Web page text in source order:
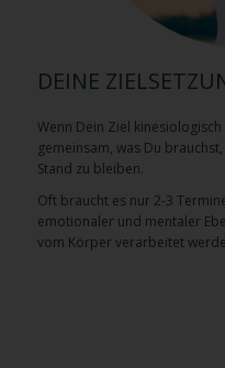
DEINE
Wenn Dein Ziel
gemeinsam, was Du
Stand zu bleiben.
Oft braucht es nur 2-3
emotionaler und mentaler
vom Körper verarbeitet